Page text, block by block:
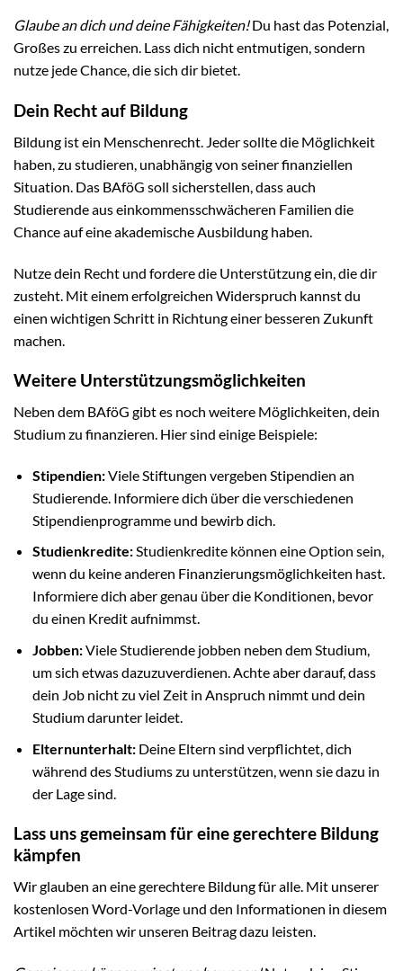
Glaube an dich und deine Fähigkeiten!Du hast das Potenzial,
Großes zu erreichen. Lass dich nicht entmutigen, sondern
nutze jede Chance, die sich dir bietet.
Dein Recht auf Bildung
Bildung ist ein Menschenrecht. Jeder sollte die Möglichkeit
haben, zu studieren, unabhängig von seiner finanziellen
Situation. Das BAföG soll sicherstellen, dass auch
Studierende aus einkommensschwächeren Familien die
Chance auf eine akademische Ausbildung haben.
Nutze dein Recht und fordere die Unterstützung ein, die dir
zusteht. Mit einem erfolgreichen Widerspruch kannst du
einen wichtigen Schritt in Richtung einer besseren Zukunft
machen.
Weitere Unterstützungsmöglichkeiten
Neben dem BAföG gibt es noch weitere Möglichkeiten, dein
Studium zu finanzieren. Hier sind einige Beispiele:
Stipendien:Viele Stiftungen vergeben Stipendien an
Studierende. Informiere dich über die verschiedenen
Stipendienprogramme und bewirb dich.
Studienkredite:Studienkredite können eine Option sein,
wenn du keine anderen Finanzierungsmöglichkeiten hast.
Informiere dich aber genau über die Konditionen, bevor
du einen Kredit aufnimmst.
Jobben:Viele Studierende jobben neben dem Studium,
um sich etwas dazuzuverdienen. Achte aber darauf, dass
dein Job nicht zu viel Zeit in Anspruch nimmt und dein
Studium darunter leidet.
Elternunterhalt:Deine Eltern sind verpflichtet, dich
während des Studiums zu unterstützen, wenn sie dazu in
der Lage sind.
Lass uns gemeinsam für eine gerechtere Bildung
kämpfen
Wir glauben an eine gerechtere Bildung für alle. Mit unserer
kostenlosen Word-Vorlage und den Informationen in diesem
Artikel möchten wir unseren Beitrag dazu leisten.